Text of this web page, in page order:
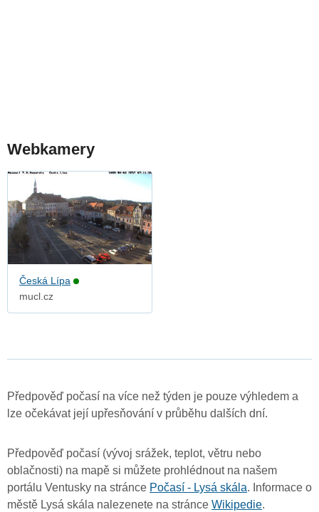
Webkamery
Česká Lípa
mucl.cz
Předpověď počasí na více než týden je pouze výhledem a
lze očekávat její upřesňování v průběhu dalších dní.
Předpověď počasí (vývoj srážek, teplot, větru nebo
oblačnosti) na mapě si můžete prohlédnout na našem
portálu Ventusky na stránce Počasí - Lysá skála. Informace o
městě Lysá skála nalezenete na stránce Wikipedie.